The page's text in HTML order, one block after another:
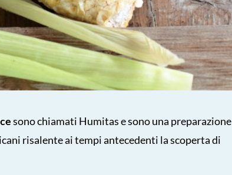
sono chiamati Humitas e sono una preparazione
risalente ai tempi antecedenti la scoperta di